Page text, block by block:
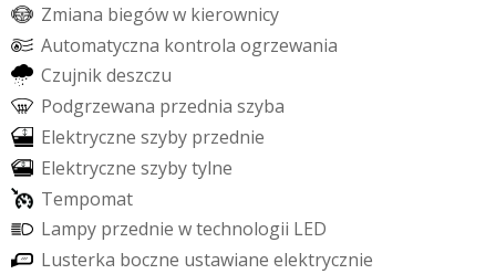
Zmiana biegóww kierownicy
Automatyczna kontrola ogrzewania
Czujnikdeszczu
Podgrzewana przednia szyba
Elektryczne szyby przednie
Elektryczne szybytylne
Tempomat
Lampy przednie wtechnologii LED
Lusterka boczne ustawiane elektrycznie